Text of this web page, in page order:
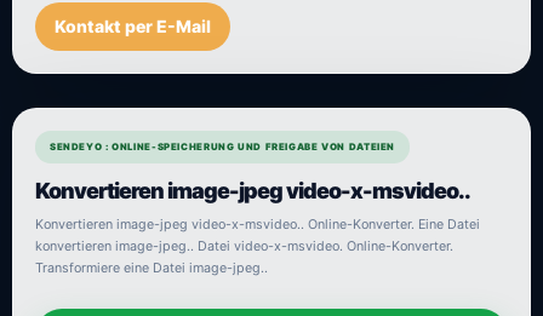
Kontakt per E-Mail
SENDEYO : ONLINE-SPEICHERUNG UND FREIGABE VON DATEIEN
Konvertieren image-jpeg video-x-msvideo..
Konvertieren image-jpeg video-x-msvideo.. Online-Konverter. Eine Datei
konvertieren image-jpeg.. Datei video-x-msvideo. Online-Konverter.
Transformiere eine Datei image-jpeg..